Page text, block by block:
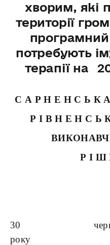
хворим, які
території
програмний
потребують
терапії на
С А Р Н Е Н С Ь К
Р І В Н Е Н С Ь
Р І Ш
30